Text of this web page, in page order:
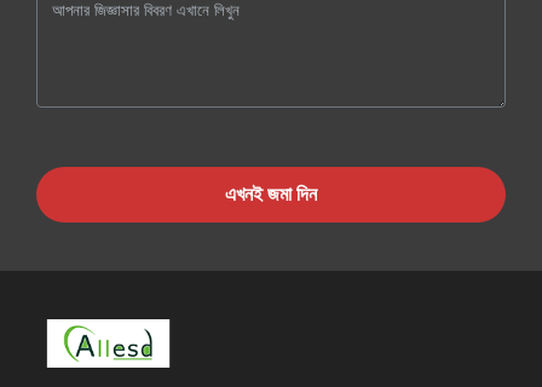
এখনই জমা দিন